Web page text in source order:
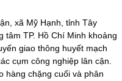
xã Mỹ Hạnh, tỉnh Tây
tâm TP. Hồ Chí Minh khoảng
giao thông huyết mạch
cụm công nghiệp lân cận.
hàng chặng cuối và phân